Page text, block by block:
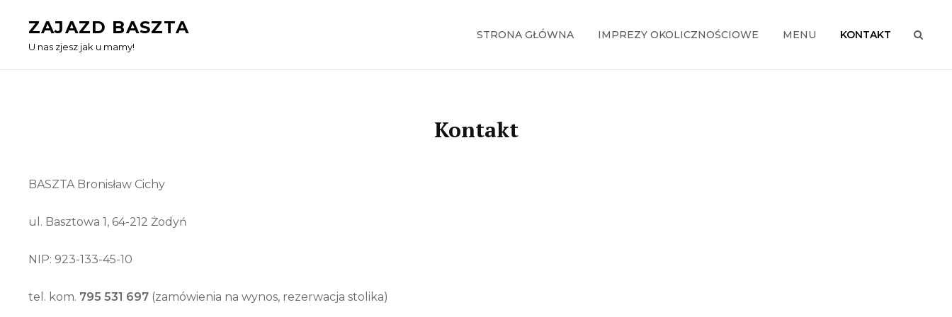
content
ZAJAZD BASZTA
U nas zjesz jak u mamy!
STRONA GŁÓWNA IMPREZY OKOLICZNOŚCIOWE MENU KONTAKT
Kontakt
BASZTA Bronisław Cichy
ul. Basztowa 1, 64-212 Żodyń
NIP: 923-133-45-10
tel. kom. 795 531 697 (zamówienia na wynos, rezerwacja stolika)